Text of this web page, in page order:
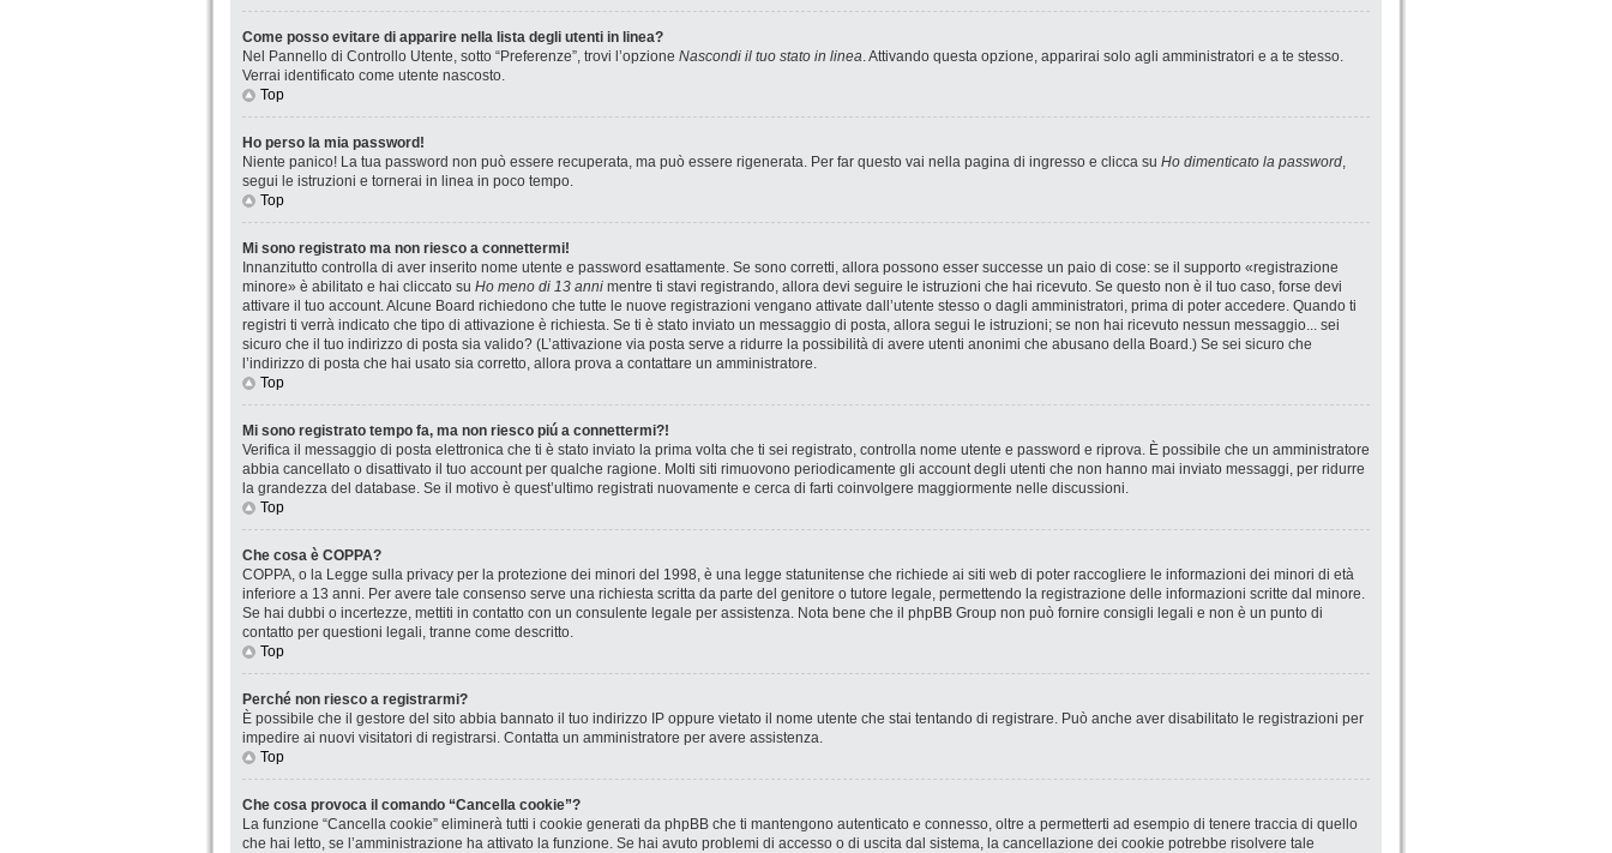
Come posso evitare di apparire nella lista degli utenti in linea?
Nel Pannello di Controllo Utente, sotto “Preferenze”, trovi l’opzione Nascondi il tuo stato in linea. Attivando questa opzione, apparirai solo agli amministratori e a te stesso.
Verrai identificato come utente nascosto.
Top
Ho perso la mia password!
Niente panico! La tua password non può essere recuperata, ma può essere rigenerata. Per far questo vai nella pagina di ingresso e clicca su Ho dimenticato la password,
segui le istruzioni e tornerai in linea in poco tempo.
Top
Mi sono registrato ma non riesco a connettermi!
Innanzitutto controlla di aver inserito nome utente e password esattamente. Se sono corretti, allora possono esser successe un paio di cose: se il supporto «registrazione
minore» è abilitato e hai cliccato su Ho meno di 13 anni mentre ti stavi registrando, allora devi seguire le istruzioni che hai ricevuto. Se questo non è il tuo caso, forse devi
attivare il tuo account. Alcune Board richiedono che tutte le nuove registrazioni vengano attivate dall’utente stesso o dagli amministratori, prima di poter accedere. Quando ti
registri ti verrà indicato che tipo di attivazione è richiesta. Se ti è stato inviato un messaggio di posta, allora segui le istruzioni; se non hai ricevuto nessun messaggio... sei
sicuro che il tuo indirizzo di posta sia valido? (L’attivazione via posta serve a ridurre la possibilità di avere utenti anonimi che abusano della Board.) Se sei sicuro che
l’indirizzo di posta che hai usato sia corretto, allora prova a contattare un amministratore.
Top
Mi sono registrato tempo fa, ma non riesco piú a connettermi?!
Verifica il messaggio di posta elettronica che ti è stato inviato la prima volta che ti sei registrato, controlla nome utente e password e riprova. È possibile che un amministratore
abbia cancellato o disattivato il tuo account per qualche ragione. Molti siti rimuovono periodicamente gli account degli utenti che non hanno mai inviato messaggi, per ridurre
la grandezza del database. Se il motivo è quest’ultimo registrati nuovamente e cerca di farti coinvolgere maggiormente nelle discussioni.
Top
Che cosa è COPPA?
COPPA, o la Legge sulla privacy per la protezione dei minori del 1998, è una legge statunitense che richiede ai siti web di poter raccogliere le informazioni dei minori di età
inferiore a 13 anni. Per avere tale consenso serve una richiesta scritta da parte del genitore o tutore legale, permettendo la registrazione delle informazioni scritte dal minore.
Se hai dubbi o incertezze, mettiti in contatto con un consulente legale per assistenza. Nota bene che il phpBB Group non può fornire consigli legali e non è un punto di
contatto per questioni legali, tranne come descritto.
Top
Perché non riesco a registrarmi?
È possibile che il gestore del sito abbia bannato il tuo indirizzo IP oppure vietato il nome utente che stai tentando di registrare. Può anche aver disabilitato le registrazioni per
impedire ai nuovi visitatori di registrarsi. Contatta un amministratore per avere assistenza.
Top
Che cosa provoca il comando “Cancella cookie”?
La funzione “Cancella cookie” eliminerà tutti i cookie generati da phpBB che ti mantengono autenticato e connesso, oltre a permetterti ad esempio di tenere traccia di quello
che hai letto, se l’amministrazione ha attivato la funzione. Se hai avuto problemi di accesso o di uscita dal sistema, la cancellazione dei cookie potrebbe risolvere tale